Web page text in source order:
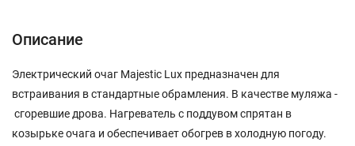
Описание
Электрический очаг Majestic Lux предназначен для
встраивания в стандартные обрамления. В качестве муляжа -
сгоревшие дрова. Нагреватель с поддувом спрятан в
козырьке очага и обеспечивает обогрев в холодную погоду.